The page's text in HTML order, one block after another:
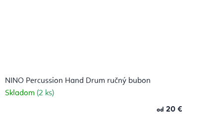
NINO Percussion Hand Drum ručný bubon
Skladom (2 ks)
od 20 €